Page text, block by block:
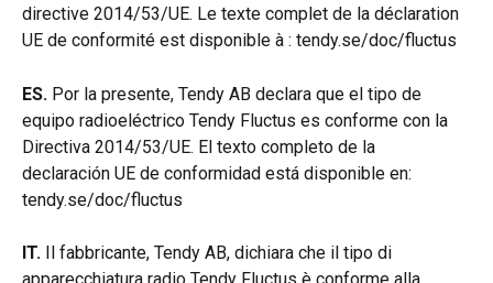
directive 2014/53/UE. Le texte complet de la déclaration
UE de conformité est disponible à : tendy.se/doc/fluctus
ES. Por la presente, Tendy AB declara que el tipo de
equipo radioeléctrico Tendy Fluctus es conforme con la
Directiva 2014/53/UE. El texto completo de la
declaración UE de conformidad está disponible en:
tendy.se/doc/fluctus
IT. Il fabbricante, Tendy AB, dichiara che il tipo di